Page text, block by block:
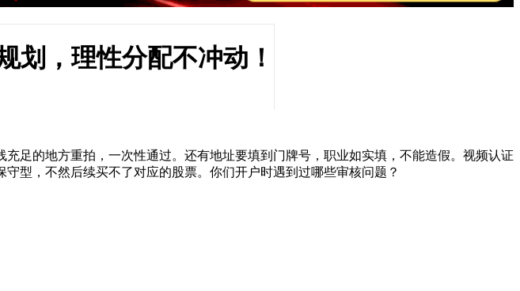
划，理性分配不冲动！
足的地方重拍，一次性通过。还有地址要填到门牌号，职业如实填，不能造假。视频认证
型，不然后续买不了对应的股票。你们开户时遇到过哪些审核问题？